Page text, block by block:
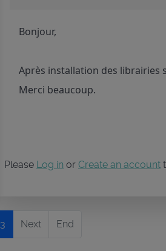
Bonjour,
Après installation des
Merci beaucoup.
Please Log in or Create an account
3 Next End